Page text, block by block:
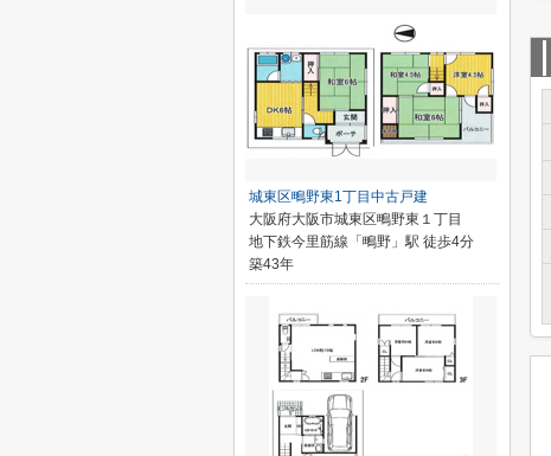
城東区鴫野東1丁目中古戸建
大阪府大阪市城東区鴫野東１丁目
地下鉄今里筋線「鴫野」駅 徒歩4分
築43年